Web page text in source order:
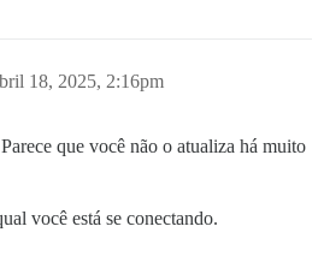
18, 2025, 2:16pm
que você não o atualiza há muito
você está se conectando.